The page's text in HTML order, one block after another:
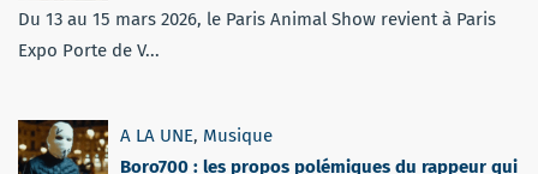
Du 13 au 15 mars 2026, le Paris Animal Show revient à Paris
Expo Porte de V...
A LA UNE, Musique
Boro700 : les propos polémiques du rappeur qui